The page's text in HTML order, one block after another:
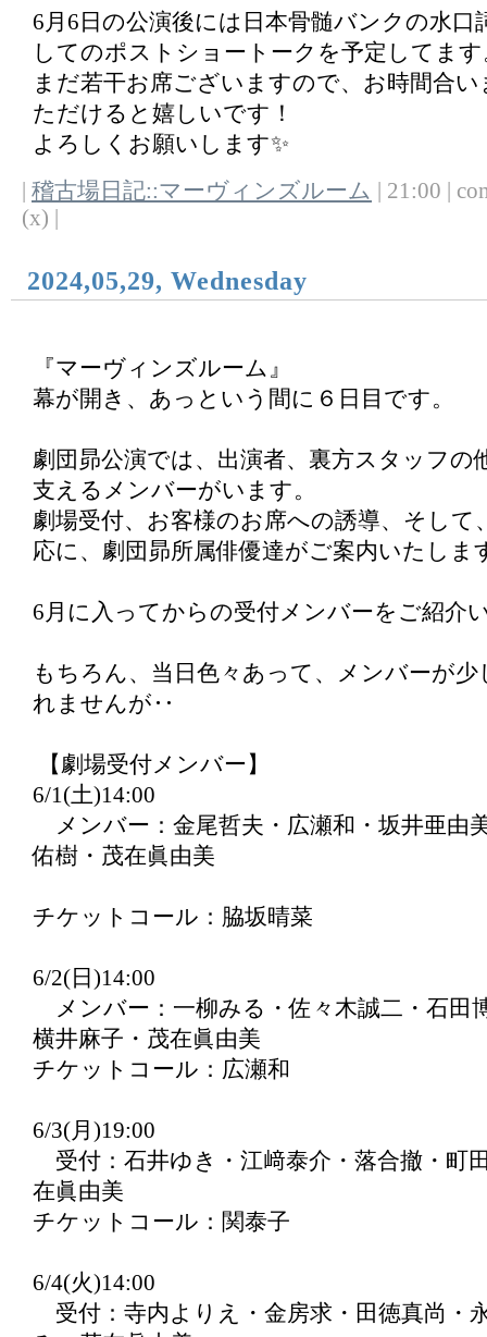
6月6日の公演後には日本骨髄バンクの水口
してのポストショートークを予定してます
まだ若干お席ございますので、お時間合
ただけると嬉しいです！
よろしくお願いします✨
稽古場日記::マーヴィンズルーム
| 21:00 |
(x) |
2024,05,29, Wednesday
『マーヴィンズルーム』
幕が開き、あっという間に６日目です。
劇団昴公演では、出演者、裏方スタッフの
支えるメンバーがいます。
劇場受付、お客様のお席への誘導、そして
応に、劇団昴所属俳優達がご案内いたしま
6月に入ってからの受付メンバーをご紹介
もちろん、当日色々あって、メンバーが
れませんが‥
【劇場受付メンバー】
6/1(土)14:00
メンバー：金尾哲夫・広瀬和・坂井亜由
佑樹・茂在眞由美
チケットコール：脇坂晴菜
6/2(日)14:00
メンバー：一柳みる・佐々木誠二・石田
横井麻子・茂在眞由美
チケットコール：広瀬和
6/3(月)19:00
受付：石井ゆき・江﨑泰介・落合撤・町
在眞由美
チケットコール：関泰子
6/4(火)14:00
受付：寺内よりえ・金房求・田徳真尚・